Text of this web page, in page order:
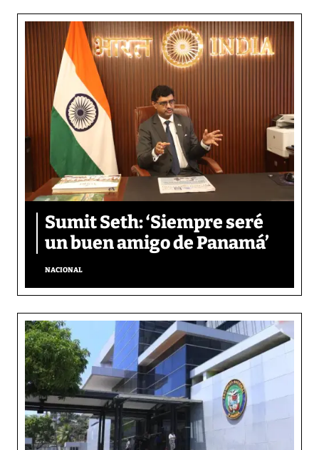
Sumit Seth: ‘Siempre seré
un buen amigo de Panamá’
NACIONAL